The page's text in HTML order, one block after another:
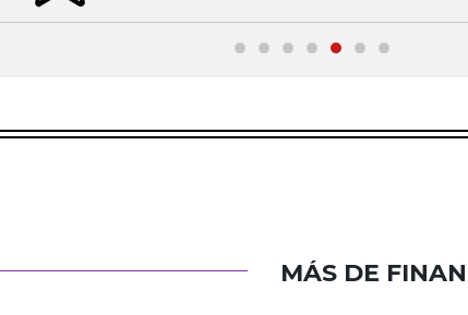
MÁS DE